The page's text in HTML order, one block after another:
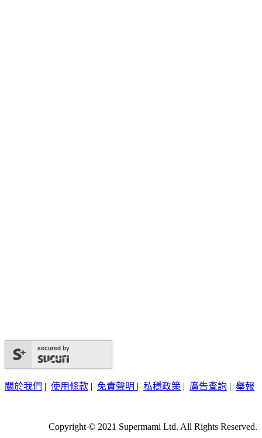
secured by
關於我們 | 使用條款 | 免責聲明 | 私穩政策 | 廣告查詢 | 舉報
Copyright © 2021 Supermami Ltd. All Rights Reserved.